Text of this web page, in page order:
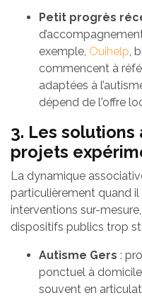
Petit progrès
exemple, Ouihelp,
commencent à
adaptées à
dépend de l'offre
3. Les
projets
La dynamique
particulièrement quand il
interventions sur-
dispositifs publics trop
Autisme Gers :
ponctuel à
souvent en